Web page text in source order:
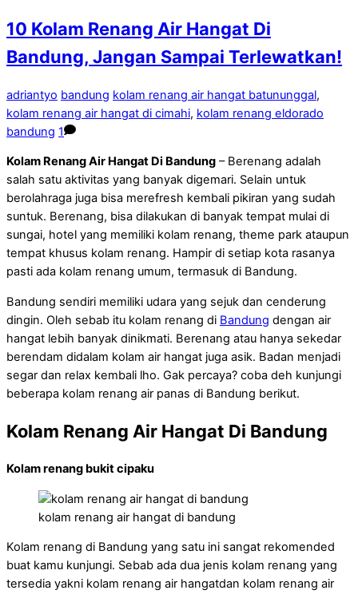
10 Kolam Renang Air Hangat Di
Bandung, Jangan Sampai Terlewatkan!
adriantyo bandung kolam renang air hangat batununggal,
kolam renang air hangat di cimahi, kolam renang eldorado
bandung 1
Kolam Renang Air Hangat Di Bandung – Berenang adalah
salah satu aktivitas yang banyak digemari. Selain untuk
berolahraga juga bisa merefresh kembali pikiran yang sudah
suntuk. Berenang, bisa dilakukan di banyak tempat mulai di
sungai, hotel yang memiliki kolam renang, theme park ataupun
tempat khusus kolam renang. Hampir di setiap kota rasanya
pasti ada kolam renang umum, termasuk di Bandung.
Bandung sendiri memiliki udara yang sejuk dan cenderung
dingin. Oleh sebab itu kolam renang di Bandung dengan air
hangat lebih banyak dinikmati. Berenang atau hanya sekedar
berendam didalam kolam air hangat juga asik. Badan menjadi
segar dan relax kembali lho. Gak percaya? coba deh kunjungi
beberapa kolam renang air panas di Bandung berikut.
Kolam Renang Air Hangat Di Bandung
Kolam renang bukit cipaku
kolam renang air hangat di bandung
Kolam renang di Bandung yang satu ini sangat rekomended
buat kamu kunjungi. Sebab ada dua jenis kolam renang yang
tersedia yakni kolam renang air hangatdan kolam renang air